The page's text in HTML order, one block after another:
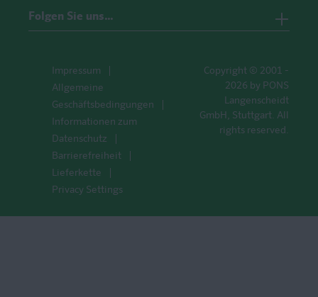
Folgen Sie uns…
Impressum
Allgemeine
Geschäftsbedingungen
Informationen zum
Datenschutz
Barrierefreiheit
Lieferkette
Privacy Settings
Copyright © 2001 -
2026 by PONS
Langenscheidt
GmbH, Stuttgart. All
rights reserved.